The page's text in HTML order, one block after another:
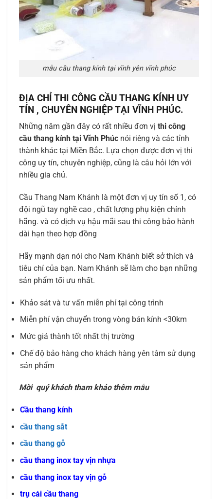
mẫu cầu thang kính tại vĩnh yên vĩnh phúc
ĐỊA CHỈ THI CÔNG CẦU THANG KÍNH UY
TÍN , CHUYÊN NGHIỆP TẠI VĨNH PHÚC.
Những năm gần đây có rất nhiều đơn vị thi công
cầu thang kính tại Vĩnh Phúc nói riêng và các tỉnh
thành khác tại Miền Bắc. Lựa chọn được đơn vị thi
công uy tín, chuyên nghiệp, cũng là câu hỏi lớn với
nhiều gia chủ.
Cầu Thang Nam Khánh là một đơn vị uy tín số 1, có
đội ngũ tay nghề cao , chất lượng phụ kiện chính
hãng. và có dịch vụ hậu mãi sau thi công bảo hành
dài hạn theo hợp đồng
Hãy mạnh dạn nói cho Nam Khánh biết sở thích và
tiêu chí của bạn. Nam Khánh sẽ làm cho bạn những
sản phẩm tối ưu nhất.
Khảo sát và tư vấn miễn phí tại công trình
Miễn phí vận chuyển trong vòng bán kính <30km
Mức giá thành tốt nhất thị trường
Chế độ bảo hàng cho khách hàng yên tâm sử dụng
sản phẩm
Mời quý khách tham khảo thêm mẫu
Cầu thang kính
cầu thang sắt
cầu thang gỗ
cầu thang inox tay vịn nhựa
cầu thang inox tay vịn gỗ
trụ cái cầu thang